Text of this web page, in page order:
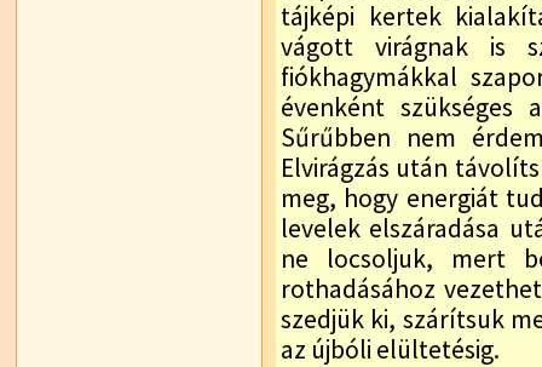
tájképi kertek
vágott virágnak is
fiókhagymákkal
évenként szükséges
Sűrűbben nem
Elvirágzás után
meg, hogy energiát
levelek elszáradása
ne locsoljuk, mert
rothadásához
szedjük ki, szárítsuk
az újbóli elültetésig.